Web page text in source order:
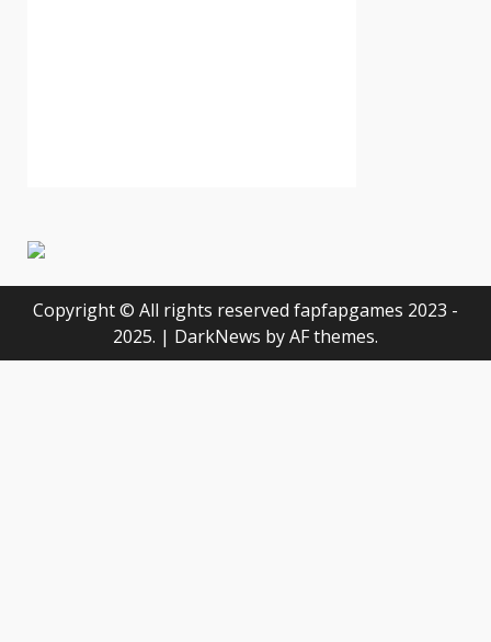
Copyright © All rights reserved fapfapgames 2023 -
2025. | DarkNews by AF themes.